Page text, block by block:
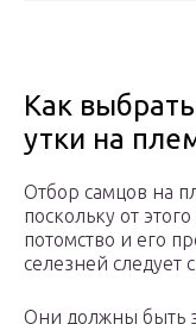
Как
утки на
Отбор самцов на
поскольку от
потомство и его
селезней следует
Они должны быть